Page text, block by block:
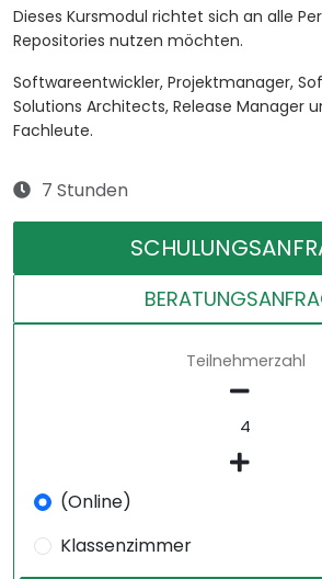
Dieses Kursmodul richtet sich an alle
Repositories nutzen möchten.
Softwareentwickler, Projektmanager,
Solutions Architects, Release Manager
Fachleute.
7 Stunden
Teilnehmerzahl
(Online)
Klassenzimmer